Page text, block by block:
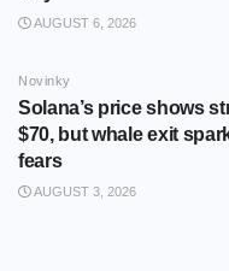
AUGUST 6, 2026
Novinky
Solana’s price shows
$70, but whale exit
fears
AUGUST 3, 2026